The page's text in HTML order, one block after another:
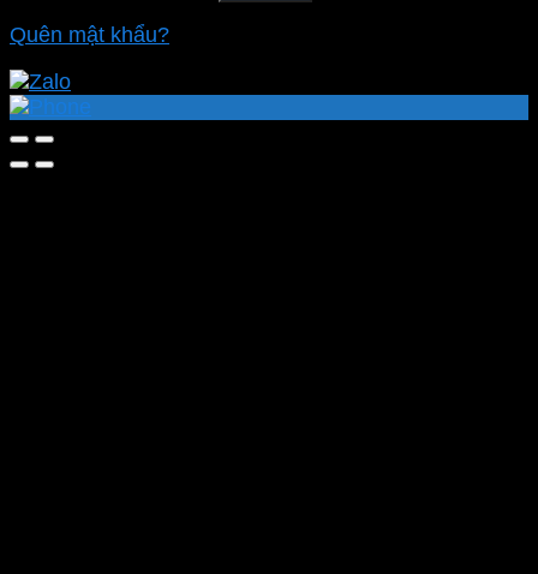
Quên mật khẩu?